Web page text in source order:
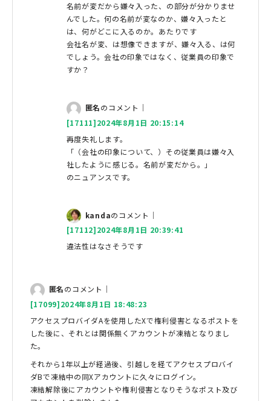
名前が変だから嫌々入った、の部分が分かりませ
んでした。何の名前が変なのか、嫌々入ったと
は、何がどこに入るのか。あたりです
会社名が変、は想像できますが、嫌々入る、は何
でしょう。会社の印象ではなく、従業員の印象で
すか？
匿名のコメント｜
[17111]2024年8月1日 20:15:14
再度失礼します。
「（会社の印象について、）その従業員は嫌々入
社したように感じる。名前が変だから。」
のニュアンスです。
kandaのコメント｜
[17112]2024年8月1日 20:39:41
違法性はなさそうです
匿名のコメント｜
[17099]2024年8月1日 18:48:23
アクセスプロバイダAを使用したXで権利侵害となるポストを
した後に、それとは関係無くアカウントが凍結となりまし
た。
それから1年以上が経過後、引越しを経てアクセスプロバイ
ダBで凍結中の同Xアカウントに久々にログイン。
凍結解除後にアカウントや権利侵害となりそうなポスト及び